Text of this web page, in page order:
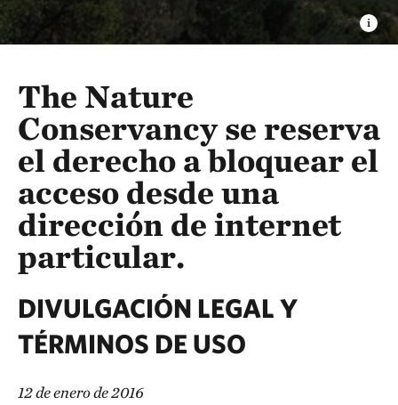
The Nature
Conservancy se reserva
el derecho a bloquear el
acceso desde una
dirección de internet
particular.
DIVULGACIÓN LEGAL Y
TÉRMINOS DE USO
12 de enero de 2016